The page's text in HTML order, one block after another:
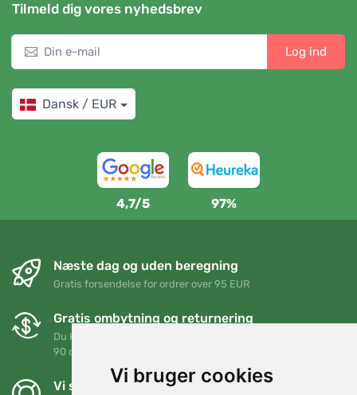
Vi bruger cookies
Tilmeld dig vores nyhedsbrev
Log ind
Dansk / EUR
4,7/5 97%
Næste dag og uden beregning
Gratis forsendelse for ordrer over 95 EUR
Gratis ombytning og returnering
Du kan returnere eller bytte din ordre når som helst inden for
90 dage
Vi støtter Trees.org